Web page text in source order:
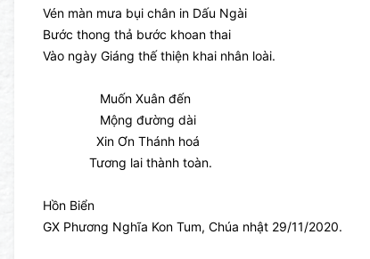
Vén màn mưa bụi chân in Dấu Ngài
Bước thong thả bước khoan thai
Vào ngày Giáng thế thiện khai nhân loài.
Muốn Xuân đến
Mộng đường dài
Xin Ơn Thánh hoá
Tương lai thành toàn.
Hồn Biển
GX Phương Nghĩa Kon Tum, Chúa nhật 29/11/2020.